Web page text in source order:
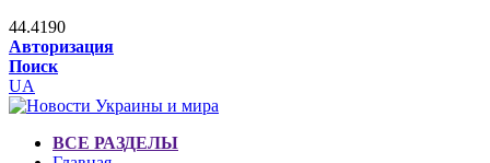
44.4190
Авторизация
Поиск
UA
ВСЕ РАЗДЕЛЫ